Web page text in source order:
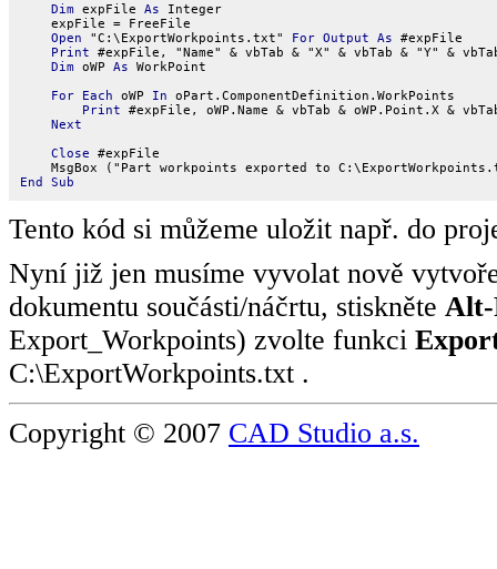
Dim expFile As Integer
    expFile = FreeFile
Open "C:\ExportWorkpoints.txt" For Output As #expFile
Print #expFile, "Name" & vbTab & "X" & vbTab & "Y" &
Dim oWP As WorkPoint
For Each oWP In oPart.ComponentDefinition.WorkPoints
Print #expFile, oWP.Name & vbTab & oWP.Point.X &
Next
Close #expFile
End Sub
Tento kód si můžeme uložit např. do
Nyní již jen musíme vyvolat nově
dokumentu součásti/náčrtu, stiskněte Alt-
Export_Workpoints) zvolte funkci
C:\ExportWorkpoints.txt .
Copyright © 2007 CAD Studio a.s.